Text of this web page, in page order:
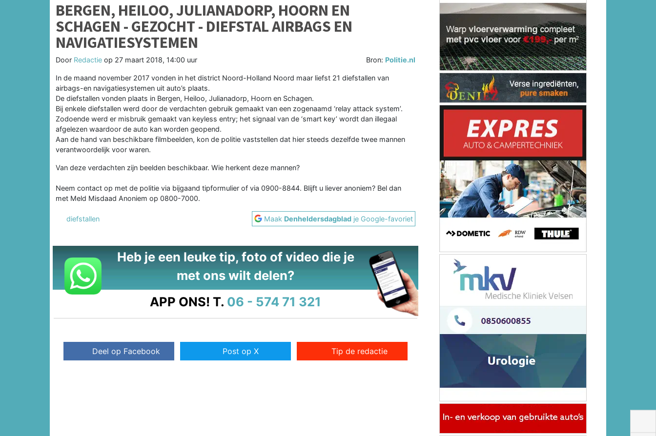
BERGEN, HEILOO, JULIANADORP, HOORN EN
SCHAGEN - GEZOCHT - DIEFSTAL AIRBAGS EN
NAVIGATIESYSTEMEN
Door Redactie op 27 maart 2018, 14:00 uur Bron: Politie.nl
In de maand november 2017 vonden in het district Noord-Holland Noord maar liefst 21 diefstallen van
airbags-en navigatiesystemen uit auto’s plaats.
De diefstallen vonden plaats in Bergen, Heiloo, Julianadorp, Hoorn en Schagen.
Bij enkele diefstallen werd door de verdachten gebruik gemaakt van een zogenaamd ‘relay attack system’.
Zodoende werd er misbruik gemaakt van keyless entry; het signaal van de ‘smart key’ wordt dan illegaal
afgelezen waardoor de auto kan worden geopend.
Aan de hand van beschikbare filmbeelden, kon de politie vaststellen dat hier steeds dezelfde twee mannen
verantwoordelijk voor waren.
Van deze verdachten zijn beelden beschikbaar. Wie herkent deze mannen?
Neem contact op met de politie via bijgaand tipformulier of via 0900-8844. Blijft u liever anoniem? Bel dan
met Meld Misdaad Anoniem op 0800-7000.
diefstallen Maak Denheldersdagblad je Google-favoriet
Heb je een leuke tip, foto of video die je
met ons wilt delen?
APP ONS! T. 06 - 574 71 321
Deel op Facebook Post op X Tip de redactie